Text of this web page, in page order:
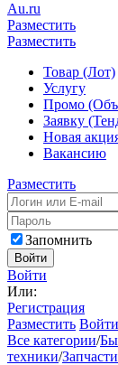
Au.ru
Разместить
Разместить
Товар (Лот)
Услугу
Промо
Заявку
Новая
Вакансию
Разместить
Запомнить
Войти
Войти
Или:
Регистрация
Разместить Войти
Все категории/
техники/